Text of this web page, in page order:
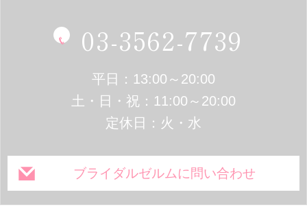
03-3562-7739
平日：13:00～20:00
土・日・祝：11:00～20:00
定休日：火・水
ブライダルゼルムに問い合わせ